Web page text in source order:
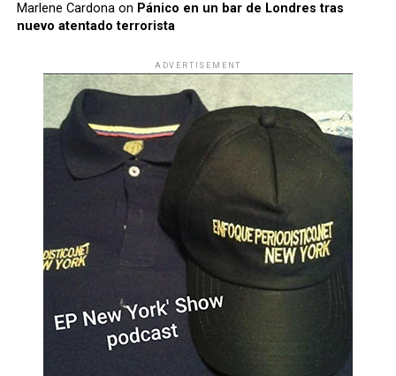
Marlene Cardonaon Pánico en un bar de Londres tras
nuevo atentado terrorista
ADVERTISEMENT